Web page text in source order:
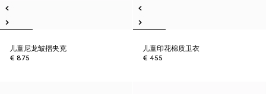
儿童尼龙皱摺夹克
€ 875
儿童印花棉质卫衣
€ 455